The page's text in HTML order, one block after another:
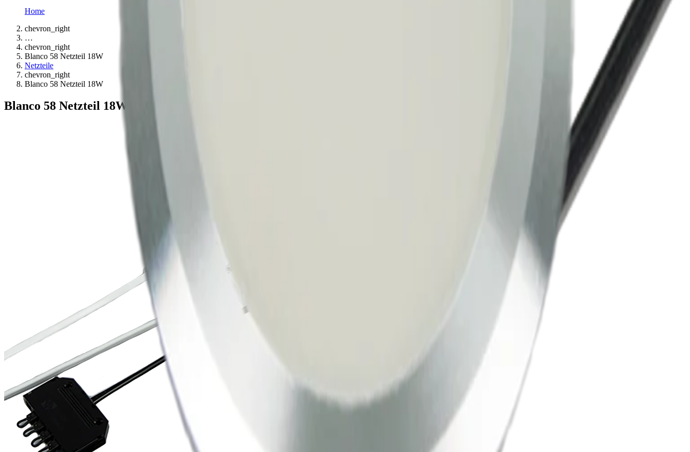
Home
chevron_right
…
chevron_right
Blanco 58 Netzteil 18W
Netzteile
chevron_right
Blanco 58 Netzteil 18W
Blanco 58 Netzteil 18W